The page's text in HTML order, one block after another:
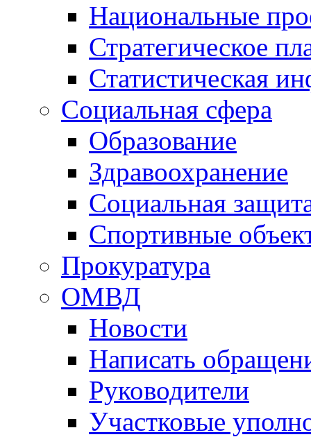
Национальные
Стратегическое
Статистическая
Социальная сфера
Образование
Здравоохранение
Социальная
Спортивные
Прокуратура
ОМВД
Новости
Написать
Руководители
Участковые